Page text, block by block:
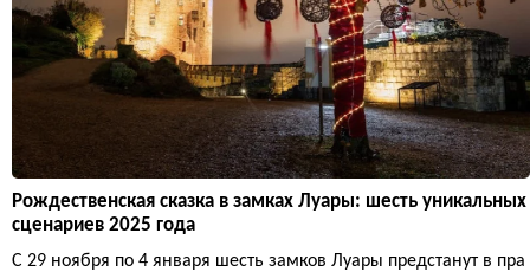
Рождественская сказка в замках Луары: шесть уникальных
сценариев 2025 года
С 29 ноября по 4 января шесть замков Луары предстанут в пра